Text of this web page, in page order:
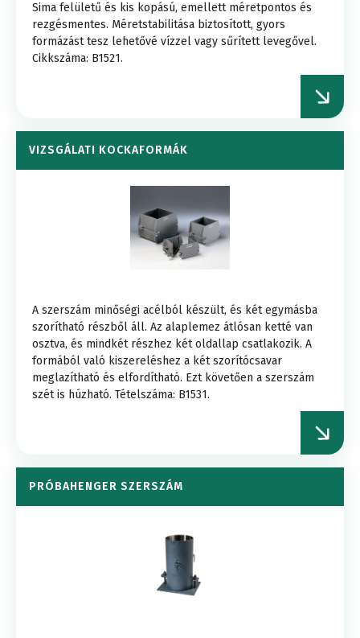
Sima felületű és kis kopású, emellett méretpontos és
rezgésmentes. Méretstabilitása biztosított, gyors
formázást tesz lehetővé vízzel vagy sűrített levegővel.
Cikkszáma: B1521.
VIZSGÁLATI KOCKAFORMÁK
A szerszám minőségi acélból készült, és két egymásba
szorítható részből áll. Az alaplemez átlósan ketté van
osztva, és mindkét részhez két oldallap csatlakozik. A
formából való kiszereléshez a két szorítócsavar
meglazítható és elfordítható. Ezt követően a szerszám
szét is húzható. Tételszáma: B1531.
PRÓBAHENGER SZERSZÁM